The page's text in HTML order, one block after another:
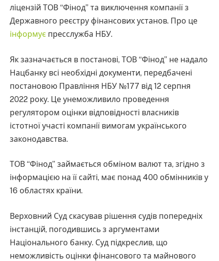
ліцензій ТОВ “Фінод” та виключення компанії з
Державного реєстру фінансових установ. Про це
інформує пресслужба НБУ.
Як зазначається в постанові, ТОВ “Фінод” не надало
Нацбанку всі необхідні документи, передбачені
постановою Правління НБУ №177 від 12 серпня
2022 року. Це унеможливило проведення
регулятором оцінки відповідності власників
істотної участі компанії вимогам українського
законодавства.
ТОВ “Фінод” займається обміном валют та, згідно з
інформацією на її сайті, має понад 400 обмінників у
16 областях країни.
Верховний Суд скасував рішення судів попередніх
інстанцій, погодившись з аргументами
Національного банку. Суд підкреслив, що
неможливість оцінки фінансового та майнового